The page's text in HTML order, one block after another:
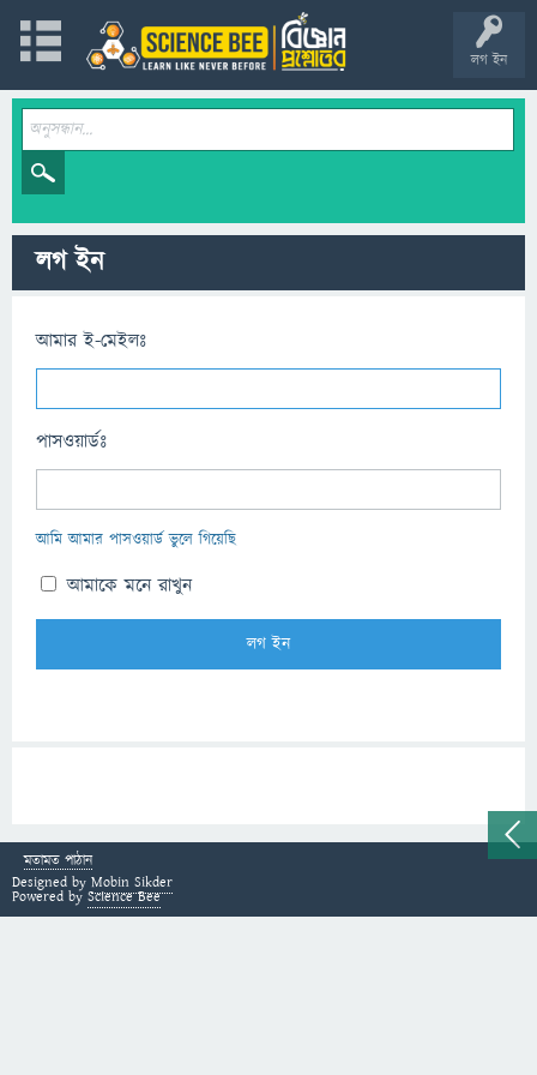
লগ ইন
লগ ইন
আমার ই-মেইলঃ
পাসওয়ার্ডঃ
আমি আমার পাসওয়ার্ড ভুলে গিয়েছি
আমাকে মনে রাখুন
মতামত পাঠান
Designed by Mobin Sikder
Powered by Science Bee